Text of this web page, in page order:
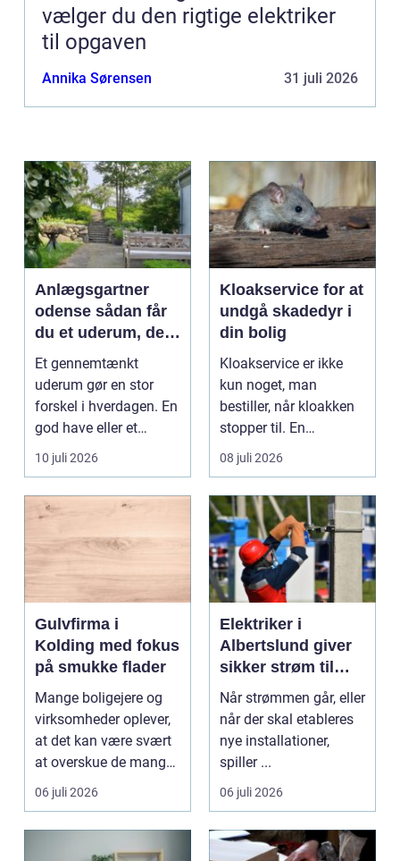
vælger du den rigtige elektriker
til opgaven
Annika Sørensen 31 juli 2026
Anlægsgartner
odense sådan får
du et uderum, der
holder i mange år
Et gennemtænkt
uderum gør en stor
forskel i hverdagen. En
god have eller et
velplejet fællesareal
gi...
10 juli 2026
Kloakservice for at
undgå skadedyr i
din bolig
Kloakservice er ikke
kun noget, man
bestiller, når kloakken
stopper til. En
systematisk gennem...
08 juli 2026
Gulvfirma i
Kolding med fokus
på smukke flader
Mange boligejere og
virksomheder oplever,
at det kan være svært
at overskue de mange
gul...
06 juli 2026
Elektriker i
Albertslund giver
sikker strøm til
danske boliger
Når strømmen går, eller
når der skal etableres
nye installationer,
spiller ...
06 juli 2026